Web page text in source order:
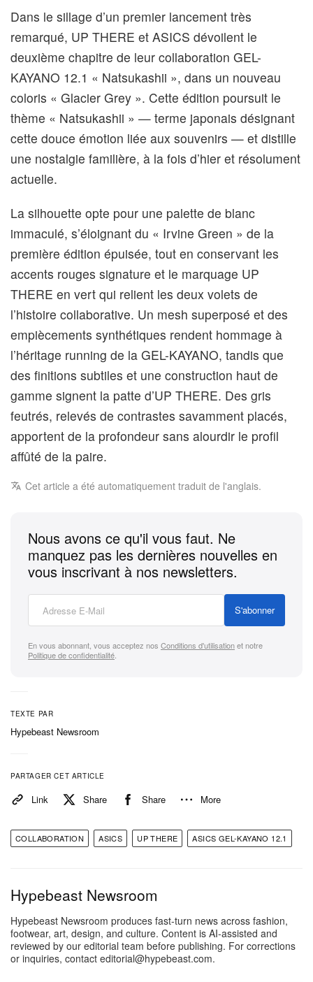
Dans le sillage d’un premier lancement très
remarqué, UP THERE et ASICS dévoilent le
deuxième chapitre de leur collaboration GEL-
KAYANO 12.1 « Natsukashii », dans un nouveau
coloris « Glacier Grey ». Cette édition poursuit le
thème « Natsukashii » — terme japonais désignant
cette douce émotion liée aux souvenirs — et distille
une nostalgie familière, à la fois d’hier et résolument
actuelle.
La silhouette opte pour une palette de blanc
immaculé, s’éloignant du « Irvine Green » de la
première édition épuisée, tout en conservant les
accents rouges signature et le marquage UP
THERE en vert qui relient les deux volets de
l’histoire collaborative. Un mesh superposé et des
empiècements synthétiques rendent hommage à
l’héritage running de la GEL-KAYANO, tandis que
des finitions subtiles et une construction haut de
gamme signent la patte d’UP THERE. Des gris
feutrés, relevés de contrastes savamment placés,
apportent de la profondeur sans alourdir le profil
affûté de la paire.
Cet article a été automatiquement traduit de l'anglais.
Nous avons ce qu'il vous faut. Ne
manquez pas les dernières nouvelles en
vous inscrivant à nos newsletters.
S'abonner
En vous abonnant, vous acceptez nos Conditions d'utilisationet notre
Politique de confidentialité
TEXTE PAR
Hypebeast Newsroom
PARTAGER CET ARTICLE
Link Share Share More
COLLABORATION ASICS UP THERE ASICS GEL-KAYANO 12.1
Hypebeast Newsroom
Hypebeast Newsroom produces fast-turn news across fashion,
footwear, art, design, and culture. Content is AI-assisted and
reviewed by our editorial team before publishing. For corrections
or inquiries, contact editorial@hypebeast.com.